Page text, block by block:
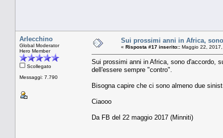
Arlecchino
Global Moderator
Hero Member
Scollegato
Messaggi: 7.790
Sui prossimi anni in Africa,
« Risposta #17 inserito:: Maggio 22,
Sui prossimi anni in Africa, sono d'accordo,
dell'essere sempre "contro".
Bisogna capire che ci sono almeno due
Ciaooo
Da FB del 22 maggio 2017 (Minniti)